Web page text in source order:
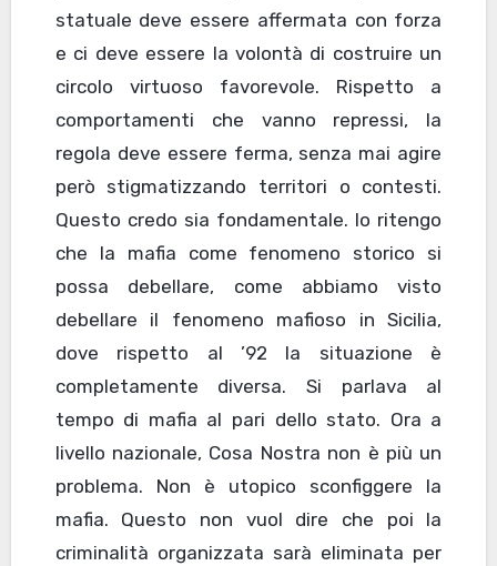
statuale deve essere affermata con forza
e ci deve essere la volontà di costruire un
circolo virtuoso favorevole. Rispetto a
comportamenti che vanno repressi, la
regola deve essere ferma, senza mai agire
però stigmatizzando territori o contesti.
Questo credo sia fondamentale. Io ritengo
che la mafia come fenomeno storico si
possa debellare, come abbiamo visto
debellare il fenomeno mafioso in Sicilia,
dove rispetto al ’92 la situazione è
completamente diversa. Si parlava al
tempo di mafia al pari dello stato. Ora a
livello nazionale, Cosa Nostra non è più un
problema. Non è utopico sconfiggere la
mafia. Questo non vuol dire che poi la
criminalità organizzata sarà eliminata per